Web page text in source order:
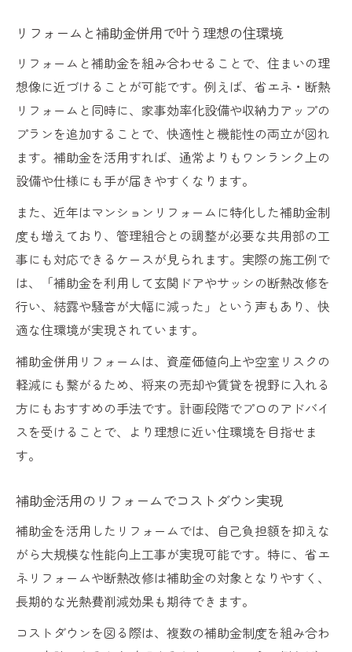
リフォームと補助金併用で叶う理想の住環境
リフォームと補助金を組み合わせることで、住まいの理
想像に近づけることが可能です。例えば、省エネ・断熱
リフォームと同時に、家事効率化設備や収納力アップの
プランを追加することで、快適性と機能性の両立が図れ
ます。補助金を活用すれば、通常よりもワンランク上の
設備や仕様にも手が届きやすくなります。
また、近年はマンションリフォームに特化した補助金制
度も増えており、管理組合との調整が必要な共用部の工
事にも対応できるケースが見られます。実際の施工例で
は、「補助金を利用して玄関ドアやサッシの断熱改修を
行い、結露や騒音が大幅に減った」という声もあり、快
適な住環境が実現されています。
補助金併用リフォームは、資産価値向上や空室リスクの
軽減にも繋がるため、将来の売却や賃貸を視野に入れる
方にもおすすめの手法です。計画段階でプロのアドバイ
スを受けることで、より理想に近い住環境を目指せま
す。
補助金活用のリフォームでコストダウン実現
補助金を活用したリフォームでは、自己負担額を抑えな
がら大規模な性能向上工事が実現可能です。特に、省エ
ネリフォームや断熱改修は補助金の対象となりやすく、
長期的な光熱費削減効果も期待できます。
コストダウンを図る際は、複数の補助金制度を組み合わ